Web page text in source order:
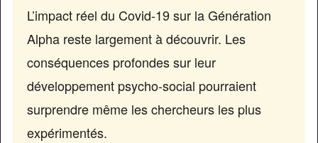
L’impact réel du Covid-19 sur la Génération
Alpha reste largement à découvrir. Les
conséquences profondes sur leur
développement psycho-social pourraient
surprendre même les chercheurs les plus
expérimentés.